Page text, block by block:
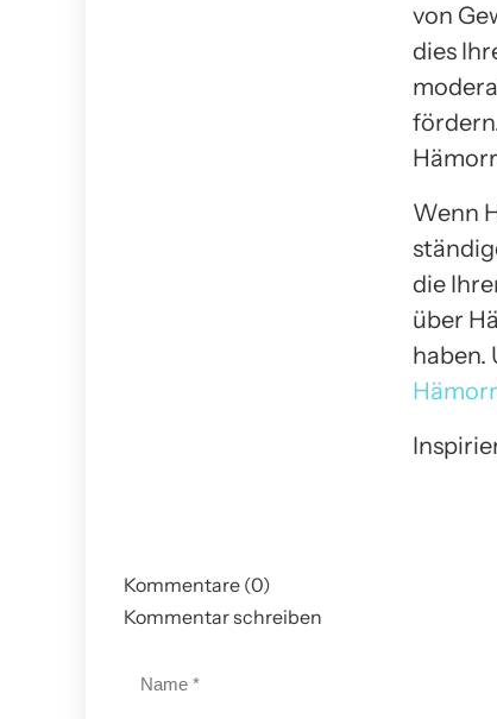
von
dies
Wenn
die
über
haben.
Kommentare (0)
Kommentar schreiben